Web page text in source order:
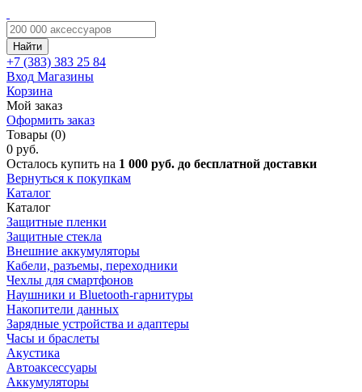
Найти
+7 (383) 383 25 84
Вход Магазины
Корзина
Мой заказ
Оформить заказ
Товары (0)
0 руб.
Осталось купить на 1 000 руб. до бесплатной доставки
Вернуться к покупкам
Каталог
Каталог
Защитные пленки
Защитные стекла
Внешние аккумуляторы
Кабели, разъемы, переходники
Чехлы для смартфонов
Наушники и Bluetooth-гарнитуры
Накопители данных
Зарядные устройства и адаптеры
Часы и браслеты
Акустика
Автоаксессуары
Аккумуляторы